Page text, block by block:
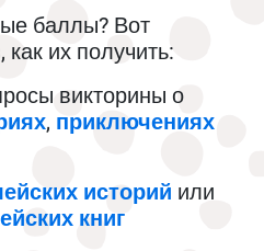
баллы? Вот
как их получить:
викторины о
, приключениях
историй или
книг